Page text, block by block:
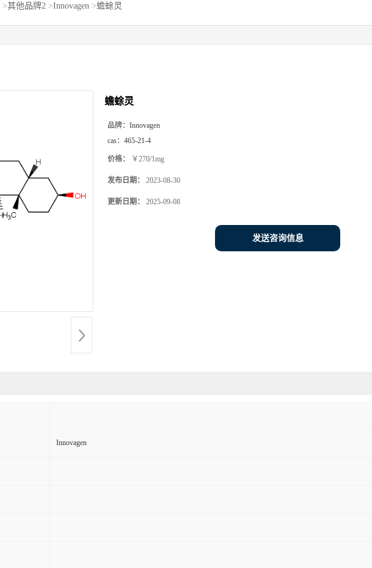
>其他品牌2 >Innovagen >蟾蜍灵
蟾蜍灵
品牌： Innovagen
cas： 465-21-4
价格： ￥270/1mg
发布日期： 2023-08-30
更新日期： 2025-09-08
发送咨询信息
Innovagen